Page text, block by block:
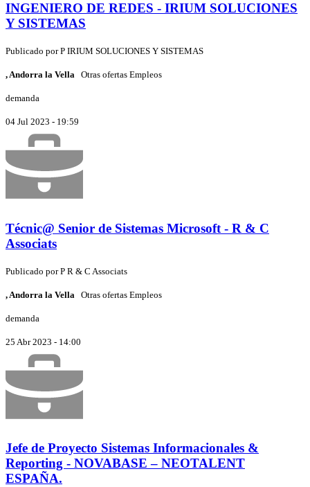
INGENIERO DE REDES - IRIUM SOLUCIONES
Y SISTEMAS
Publicado porP IRIUM SOLUCIONES Y SISTEMAS
, Andorra la Vella Otras ofertas Empleos
demanda
04 Jul 2023 - 19:59
Técnic@ Senior de Sistemas Microsoft - R & C
Associats
Publicado porP R & C Associats
, Andorra la Vella Otras ofertas Empleos
demanda
25 Abr 2023 - 14:00
Jefe de Proyecto Sistemas Informacionales &
Reporting - NOVABASE – NEOTALENT
ESPAÑA.